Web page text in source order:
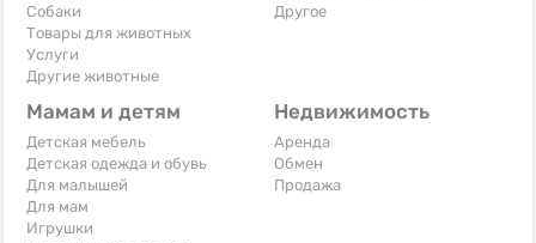
Собаки
Товары для животных
Услуги
Другие животные
Другое
Мамам и детям
Детская мебель
Детская одежда и обувь
Для малышей
Для мам
Игрушки
Недвижимость
Аренда
Обмен
Продажа